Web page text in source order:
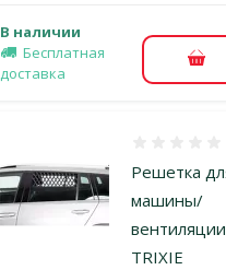
В наличии
Бесплатная
доставка
В
Решетка
машины/
TRIXIE